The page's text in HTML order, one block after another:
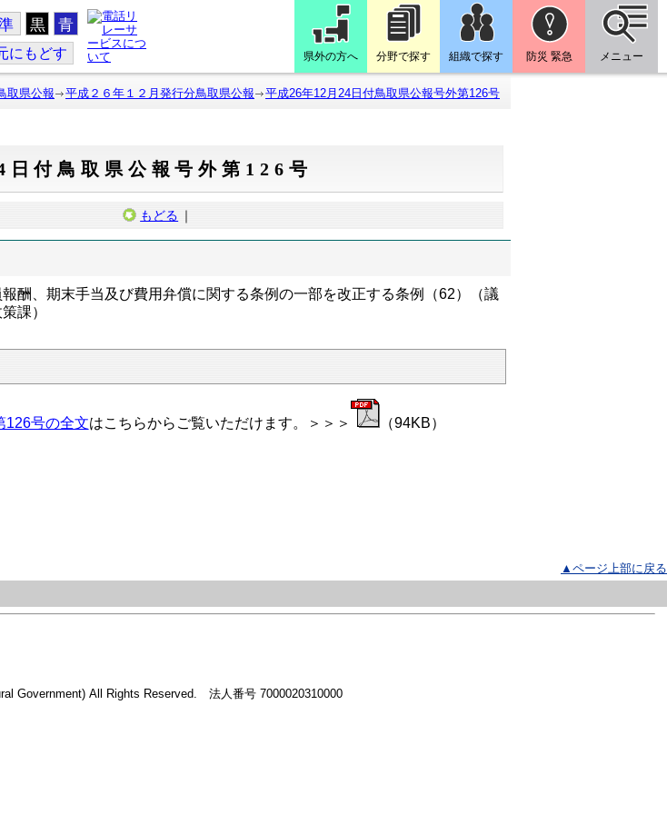
黒 青
にもどす 県外の方へ 分野で探す 組織で探す 防災 緊急 メニュー
取県公報 平成２６年１２月発行分鳥取県公報 平成26年12月24日付鳥取県公報号外第126号
付鳥取県公報号外第126号
もどる ｜
酬、期末手当及び費用弁償に関する条例の一部を改正する条例（62）（議
課）
126号の全文はこちらからご覧いただけます。＞＞＞ （94KB）
▲ページ上部に戻る
Government) All Rights Reserved. 法人番号 7000020310000